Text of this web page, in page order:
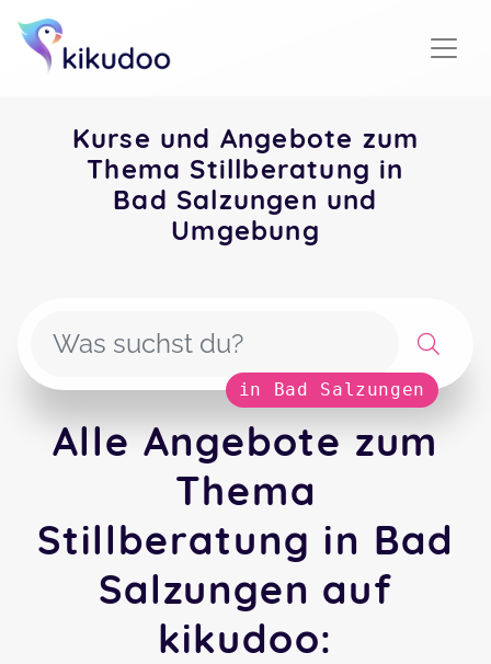
Kurse und Angebote zum
Thema Stillberatung in
Bad Salzungen und
Umgebung
in Bad Salzungen
Alle Angebote zum
Thema
Stillberatung in Bad
Salzungen auf
kikudoo: